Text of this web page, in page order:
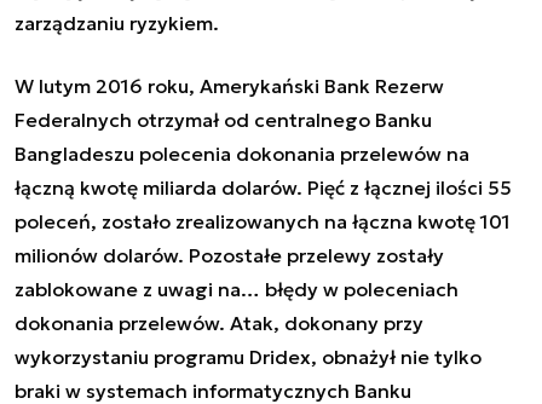
zarządzaniu ryzykiem.
W lutym 2016 roku, Amerykański Bank Rezerw
Federalnych otrzymał od centralnego Banku
Bangladeszu polecenia dokonania przelewów na
łączną kwotę miliarda dolarów. Pięć z łącznej ilości 55
poleceń, zostało zrealizowanych na łączna kwotę 101
milionów dolarów. Pozostałe przelewy zostały
zablokowane z uwagi na… błędy w poleceniach
dokonania przelewów. Atak, dokonany przy
wykorzystaniu programu Dridex, obnażył nie tylko
braki w systemach informatycznych Banku